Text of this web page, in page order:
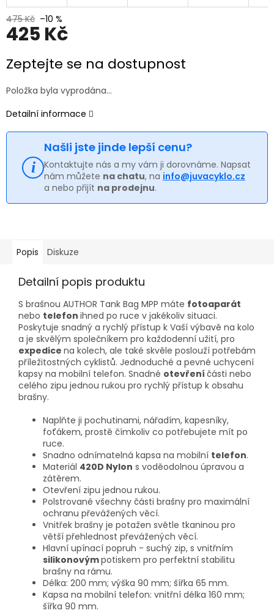
475 Kč –10 %
425 Kč
cena:
Zeptejte se na dostupnost
Položka byla vyprodána…
Detailní informace
Našli jste jinde lepší cenu?
Kontaktujte nás a my vám ji dorovnáme. Napsat
nám můžete na chatu, na info@juvacyklo.cz
a nebo přijít na prodejnu.
Popis Diskuze
Detailní popis produktu
S brašnou AUTHOR Tank Bag MPP máte fotoaparát
nebo telefon ihned po ruce v jakékoliv situaci.
Poskytuje snadný a rychlý přístup k Vaší výbavě na kolo
a je skvělým společníkem pro každodenní užití, pro
expedice na kolech, ale také skvěle poslouží potřebám
příležitostných cyklistů. Jednoduché a pevné uchycení
kapsy na mobilní telefon. Snadné otevření části nebo
celého zipu jednou rukou pro rychlý přístup k obsahu
brašny.
Naplňte ji pochutinami, nářadím, kapesníky,
foťákem, prostě čímkoliv co potřebujete mít po
ruce.
Snadno odnímatelná kapsa na mobilní telefon.
Materiál 420D Nylon s voděodolnou úpravou a
zátěrem.
Otevření zipu jednou rukou.
Polstrované všechny části brašny pro maximální
ochranu převážených věcí.
Vnitřek brašny je potažen světle tkaninou pro
větší přehlednost převážených věcí.
Hlavní upínací popruh - suchý zip, s vnitřním
silikonovýmpotiskem pro perfektní stabilitu
brašny na rámu.
Délka: 200 mm; výška 90 mm; šířka 65 mm.
Kapsa na mobilní telefon: vnitřní délka 160 mm;
šířka 90 mm.